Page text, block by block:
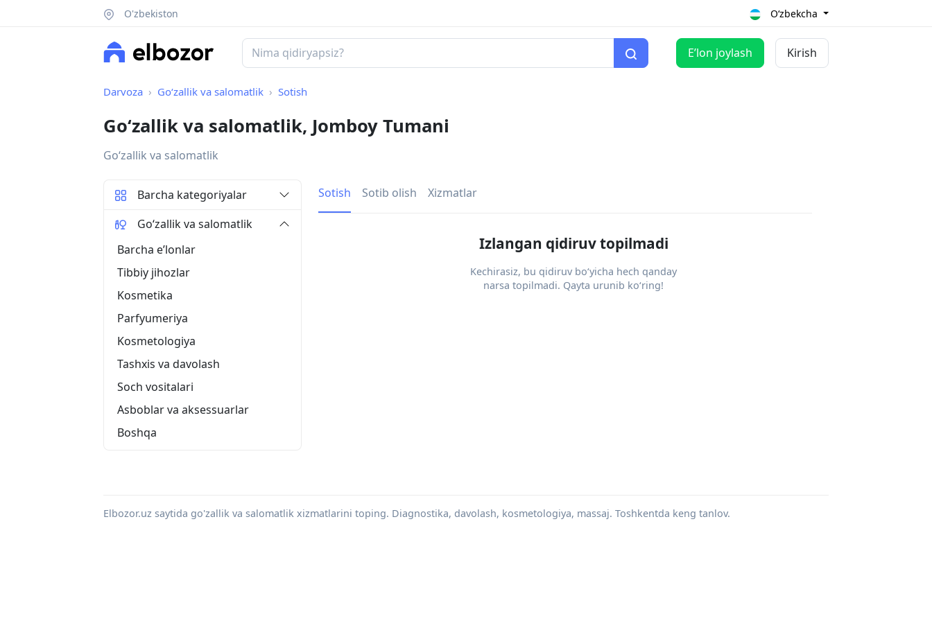
O'zbekiston O‘zbekcha
Eʼlon joylash Kirish
Darvoza Go‘zallik va salomatlik Sotish
Go‘zallik va salomatlik, Jomboy Tumani
Go‘zallik va salomatlik
Sotish Sotib olish Xizmatlar
Izlangan qidiruv topilmadi
Kechirasiz, bu qidiruv bo‘yicha hech qanday
narsa topilmadi. Qayta urunib ko‘ring!
Barcha kategoriyalar
Go‘zallik va salomatlik
Barcha eʼlonlar
Tibbiy jihozlar
Kosmetika
Parfyumeriya
Kosmetologiya
Tashxis va davolash
Soch vositalari
Asboblar va aksessuarlar
Boshqa
Elbozor.uz saytida go'zallik va salomatlik xizmatlarini toping. Diagnostika, davolash, kosmetologiya, massaj. Toshkentda keng tanlov.